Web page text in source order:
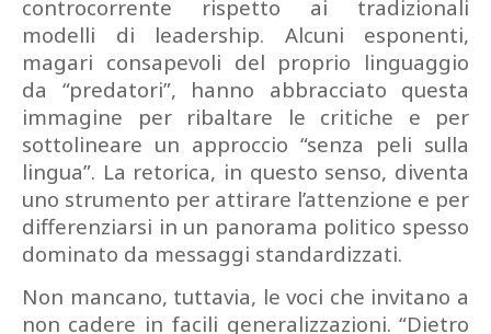
controcorrente rispetto ai tradizionali
modelli di leadership. Alcuni esponenti,
magari consapevoli del proprio linguaggio
da “predatori”, hanno abbracciato questa
immagine per ribaltare le critiche e per
sottolineare un approccio “senza peli sulla
lingua”. La retorica, in questo senso, diventa
uno strumento per attirare l’attenzione e per
differenziarsi in un panorama politico spesso
dominato da messaggi standardizzati.
Non mancano, tuttavia, le voci che invitano a
non cadere in facili generalizzazioni. “Dietro